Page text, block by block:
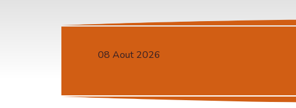
08 Aout 2026